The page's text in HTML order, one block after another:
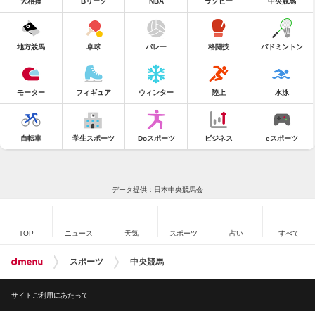
地方競馬 卓球 バレー 格闘技 バドミントン
モーター フィギュア ウィンター 陸上 水泳
自転車 学生スポーツ Doスポーツ ビジネス eスポーツ
データ提供：日本中央競馬会
TOP ニュース 天気 スポーツ 占い すべて
スポーツ 中央競馬
サイトご利用にあたって